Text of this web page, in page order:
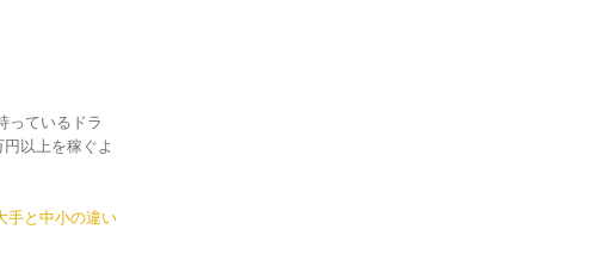
っているドラ
以上を稼ぐよ
手と中小の違い